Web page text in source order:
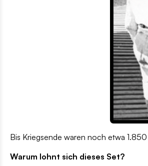
Bis Kriegsende waren noch etwa
Warum lohnt sich dieses Set?